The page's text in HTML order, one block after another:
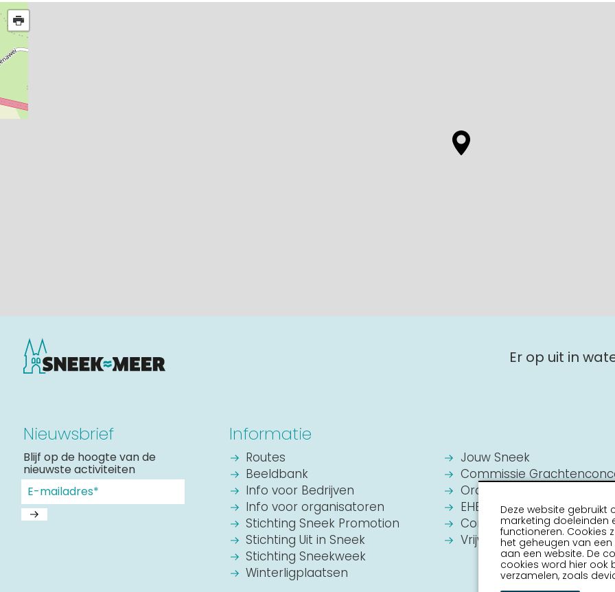
Er op uit in
Nieuwsbrief
Blijf op de hoogte van de
nieuwste activiteiten
Informatie
Routes
Beeldbank
Info voor Bedrijven
Info voor organisatoren
Stichting Sneek Promotion
Stichting Uit in Sneek
Stichting Sneekweek
Winterligplaatsen
Jouw Sneek
Commissie
Oranje Vereniging Sneek
EHBO Hulpverlening Sneek
Contact
Vrijwilligers vacatures
Deze website gebruikt
marketing doeleinden
functioneren. Cookies
het geheugen van
aan een website. De
cookies word hier ook
verzamelen, zoals